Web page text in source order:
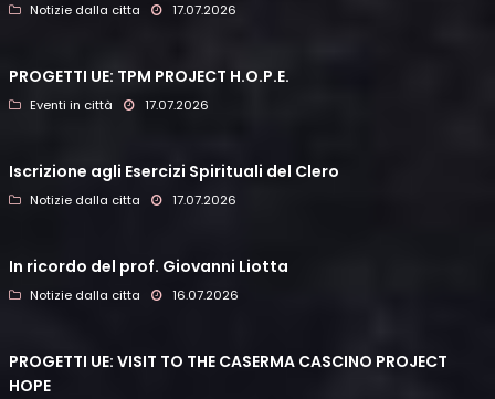
Notizie dalla citta 17.07.2026
PROGETTI UE: TPM PROJECT H.O.P.E.
Eventi in città 17.07.2026
Iscrizione agli Esercizi Spirituali del Clero
Notizie dalla citta 17.07.2026
In ricordo del prof. Giovanni Liotta
Notizie dalla citta 16.07.2026
PROGETTI UE: VISIT TO THE CASERMA CASCINO PROJECT
HOPE